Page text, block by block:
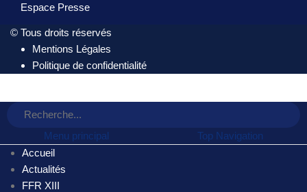
Espace Presse
© Tous droits réservés
Mentions Légales
Politique de confidentialité
Menu principal
Top Navigation
Accueil
Actualités
FFR XIII